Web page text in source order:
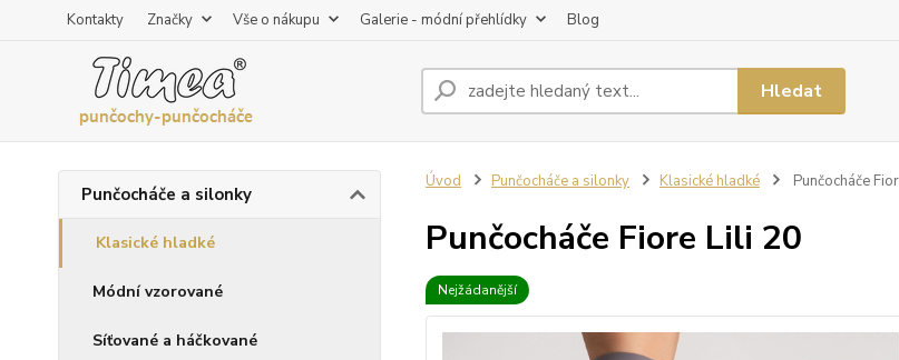
Kontakty Značky Vše o nákupu Galerie - módní přehlídky Blog
Hledat
Punčocháče a silonky
Klasické hladké
Módní vzorované
Síťované a háčkované
Úvod Punčocháče a silonky Klasické hladké Punčocháče
Punčocháče Fiore Lili 20
Nejžádanější